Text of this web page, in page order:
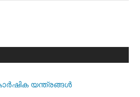
യന്ത്രങ്ങൾ